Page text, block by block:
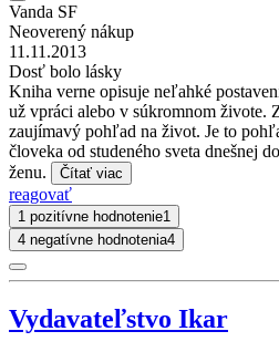
Vanda SF
Neoverený nákup
11.11.2013
Dosť bolo lásky
Kniha verne opisuje neľahké
už vpráci alebo v súkromnom živote.
zaujímavý pohľad na život. Je to
človeka od studeného sveta dnešnej
ženu.
Čítať viac
reagovať
1 pozitívne hodnotenie1
4 negatívne hodnotenia4
Vydavateľstvo Ikar